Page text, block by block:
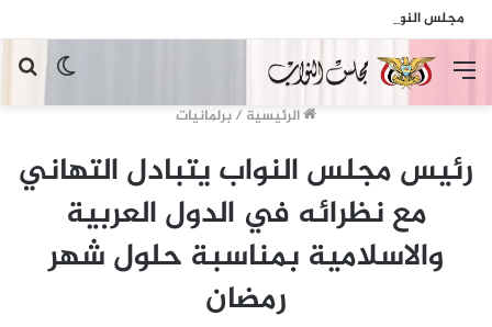
الوضع
المظلم
القائمة
الرئيسية/برلمانيات
رئيس مجلس النواب يتبادل التهاني
مع نظرائه في الدول العربية
والاسلامية بمناسبة حلول شهر
رمضان